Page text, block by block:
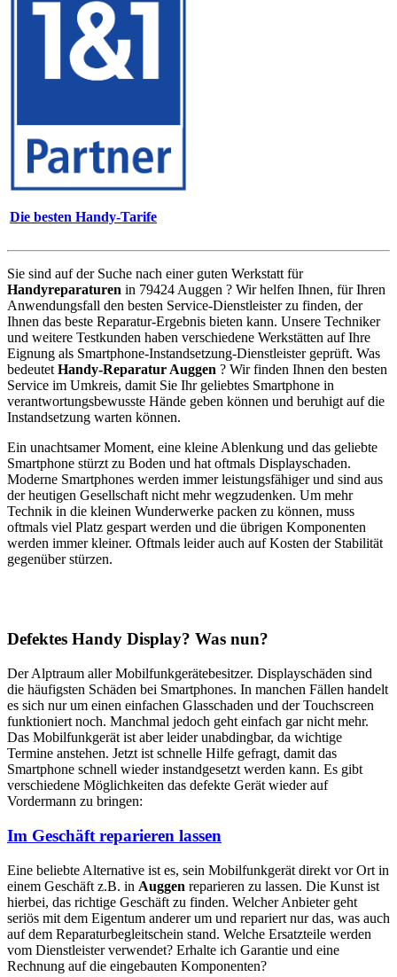
Die besten Handy-Tarife
Sie sind auf der Suche nach einer guten Werkstatt für
Handyreparaturen in 79424 Auggen ? Wir helfen Ihnen, für Ihren
Anwendungsfall den besten Service-Dienstleister zu finden, der
Ihnen das beste Reparatur-Ergebnis bieten kann. Unsere Techniker
und weitere Testkunden haben verschiedene Werkstätten auf Ihre
Eignung als Smartphone-Instandsetzung-Dienstleister geprüft. Was
bedeutet Handy-Reparatur Auggen ? Wir finden Ihnen den besten
Service im Umkreis, damit Sie Ihr geliebtes Smartphone in
verantwortungsbewusste Hände geben können und beruhigt auf die
Instandsetzung warten können.
Ein unachtsamer Moment, eine kleine Ablenkung und das geliebte
Smartphone stürzt zu Boden und hat oftmals Displayschaden.
Moderne Smartphones werden immer leistungsfähiger und sind aus
der heutigen Gesellschaft nicht mehr wegzudenken. Um mehr
Technik in die kleinen Wunderwerke packen zu können, muss
oftmals viel Platz gespart werden und die übrigen Komponenten
werden immer kleiner. Oftmals leider auch auf Kosten der Stabilität
gegenüber stürzen.
Defektes Handy Display? Was nun?
Der Alptraum aller Mobilfunkgerätebesitzer. Displayschäden sind
die häufigsten Schäden bei Smartphones. In manchen Fällen handelt
es sich nur um einen einfachen Glasschaden und der Touchscreen
funktioniert noch. Manchmal jedoch geht einfach gar nicht mehr.
Das Mobilfunkgerät ist aber leider unabdingbar, da wichtige
Termine anstehen. Jetzt ist schnelle Hilfe gefragt, damit das
Smartphone schnell wieder instandgesetzt werden kann. Es gibt
verschiedene Möglichkeiten das defekte Gerät wieder auf
Vordermann zu bringen:
Im Geschäft reparieren lassen
Eine beliebte Alternative ist es, sein Mobilfunkgerät direkt vor Ort in
einem Geschäft z.B. in Auggen reparieren zu lassen. Die Kunst ist
hierbei, das richtige Geschäft zu finden. Welcher Anbieter geht
seriös mit dem Eigentum anderer um und repariert nur das, was auch
auf dem Reparaturbegleitschein stand. Welche Ersatzteile werden
vom Dienstleister verwendet? Erhalte ich Garantie und eine
Rechnung auf die eingebauten Komponenten?